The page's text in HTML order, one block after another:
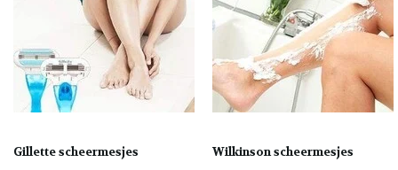
Gillette scheermesjes Wilkinson scheermesjes